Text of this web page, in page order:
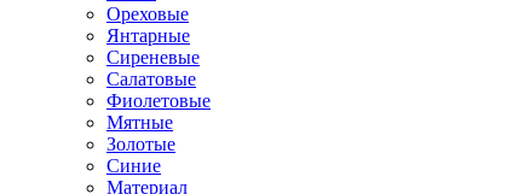
Ореховые
Янтарные
Сиреневые
Салатовые
Фиолетовые
Мятные
Золотые
Синие
Материал